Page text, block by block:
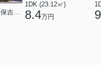
大阪市浪速区久保吉１丁目
1DK (23.12㎡)
8.4万円